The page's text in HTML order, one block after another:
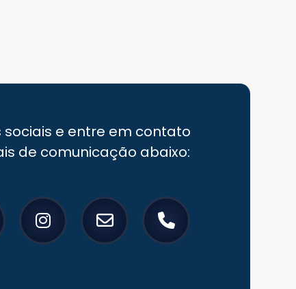
e entre em contato
de comunicação abaixo: